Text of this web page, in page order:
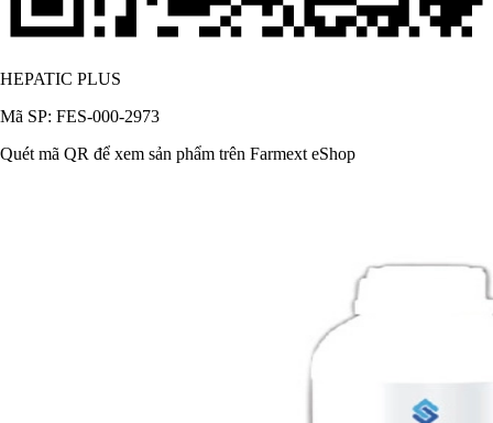
HEPATIC PLUS
Mã SP: FES-000-2973
Quét mã QR để xem sản phẩm trên Farmext eShop